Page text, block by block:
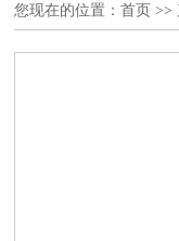
您现在的位置： 首页 >>